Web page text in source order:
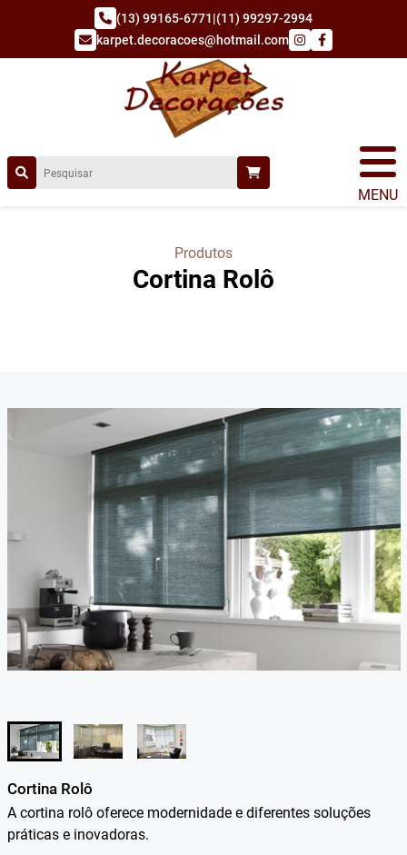
(13) 99165-6771|(11) 99297-2994
karpet.decoracoes@hotmail.com
MENU
Produtos
Cortina Rolô
Cortina Rolô
A cortina rolô oferece modernidade e diferentes soluções
práticas e inovadoras.